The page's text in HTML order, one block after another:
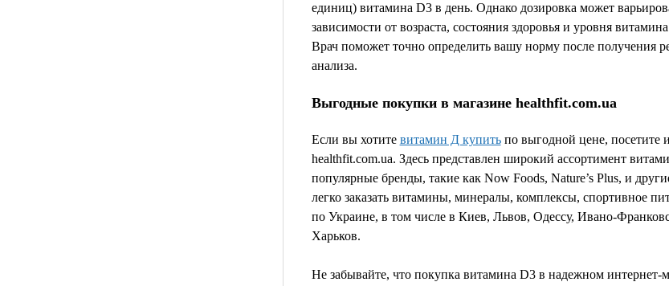
единиц) витамина D3 в день. Однако дозировка может
зависимости от возраста, состояния здоровья и уровня
Врач поможет точно определить вашу норму после получения
анализа.
Выгодные покупки в магазине healthfit.com.ua
Если вы хотите витамин Д купитьпо выгодной цене, посетите
healthfit.com.ua. Здесь представлен широкий ассортимент
популярные бренды, такие как Now Foods, Nature’s Plus, и
легко заказать витамины, минералы, комплексы, спортивное
по Украине, в том числе в Киев, Львов, Одессу, Ивано-
Харьков.
Не забывайте, что покупка витамина D3 в надежном интернет-